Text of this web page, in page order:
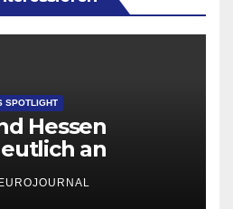
SPOTLIGHT
Hessen
an
Startup-
EUROJOURNAL